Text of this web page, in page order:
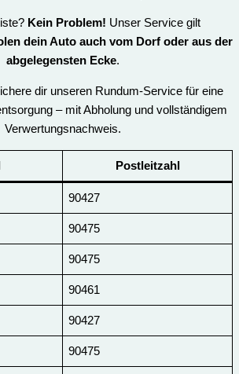
Kein Problem! Unser Service gilt
dein Auto auch vom Dorf oder aus der
abgelegensten Ecke.
dir unseren Rundum-Service für eine
– mit Abholung und vollständigem
Verwertungsnachweis.
Postleitzahl
90427
90475
90475
90461
90427
90475